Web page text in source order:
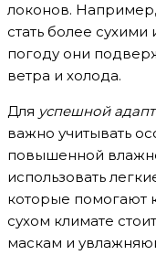
локонов.
стать более
погоду они
ветра и холода.
Для успешной
важно учитывать
повышенной
использовать
которые помогают
сухом климате
маскам и